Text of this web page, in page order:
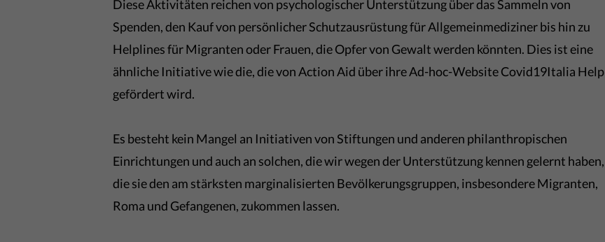
Diese Aktivitäten reichen von psychologischer Unterstützung über das Sammeln von
Spenden, den Kauf von persönlicher Schutzausrüstung für Allgemeinmediziner bis hin zu
Helplines für Migranten oder Frauen, die Opfer von Gewalt werden könnten. Dies ist eine
ähnliche Initiative wie die, die von Action Aid über ihre Ad-hoc-Website Covid19Italia Help
gefördert wird.
Es besteht kein Mangel an Initiativen von Stiftungen und anderen philanthropischen
Einrichtungen und auch an solchen, die wir wegen der Unterstützung kennen gelernt haben,
die sie den am stärksten marginalisierten Bevölkerungsgruppen, insbesondere Migranten,
Roma und Gefangenen, zukommen lassen.